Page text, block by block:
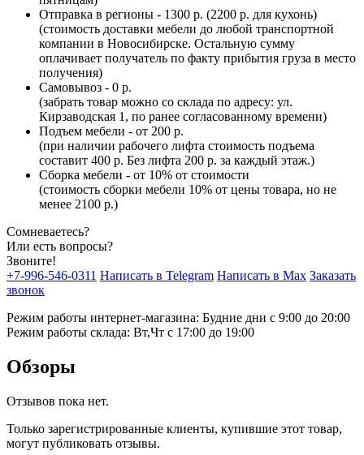
Отправка в регионы - 1300 р. (2200 р. для кухонь)
(стоимость доставки мебели до любой транспортной
компании в Новосибирске. Остальную сумму
оплачивает получатель по факту прибытия груза в место
получения)
Самовывоз - 0 р.
(забрать товар можно со склада по адресу: ул.
Кирзаводская 1, по ранее согласованному времени)
Подъем мебели - от 200 р.
(при наличии рабочего лифта стоимость подъема
составит 400 р. Без лифта 200 р. за каждый этаж.)
Сборка мебели - от 10% от стоимости
(стоимость сборки мебели 10% от цены товара, но не
менее 2100 р.)
Сомневаетесь?
Или есть вопросы?
Звоните!
+7-996-546-0311 Написать в Telegram Написать в Max Заказать
звонок
Режим работы интернет-магазина: Будние дни с 9:00 до 20:00
Режим работы склада: Вт,Чт с 17:00 до 19:00
Обзоры
Отзывов пока нет.
Только зарегистрированные клиенты, купившие этот товар,
могут публиковать отзывы.